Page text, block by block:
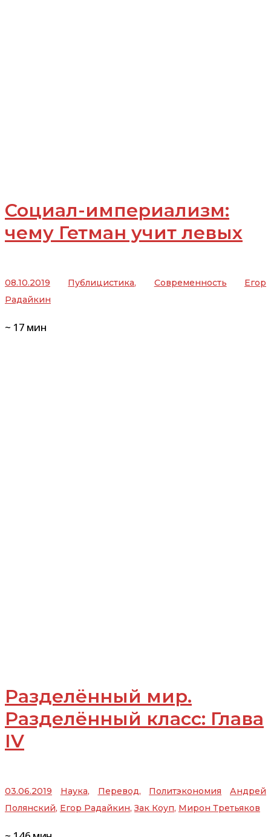
Социал-империализм:
чему Гетман учит левых
08.10.2019 Публицистика, Современность
Егор
Радайкин
~ 17 мин
Разделённый мир.
Разделённый класс: Глава
IV
03.06.2019 Наука, Перевод, Политэкономия
Андрей
Полянский, Егор Радайкин, Зак Коуп, Мирон Третьяков